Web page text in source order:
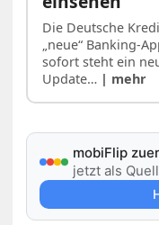
Die Deutsche
„neue“ Banking-
sofort steht ein
Update… | mehr
mobiFlip
jetzt als